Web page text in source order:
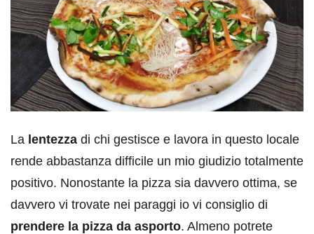
La lentezza di chi gestisce e lavora in questo locale
rende abbastanza difficile un mio giudizio totalmente
positivo. Nonostante la pizza sia davvero ottima, se
davvero vi trovate nei paraggi io vi consiglio di
prendere la pizza da asporto. Almeno potrete